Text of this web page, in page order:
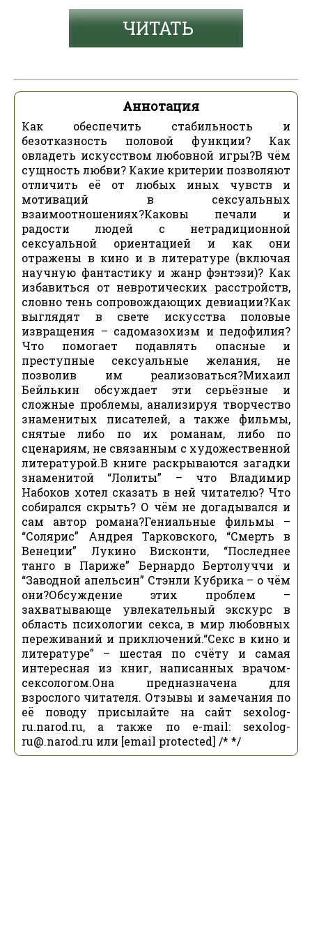
ЧИТАТЬ
Аннотация
Как обеспечить стабильность и
безотказность половой функции? Как
овладеть искусством любовной игры?В чём
сущность любви? Какие критерии позволяют
отличить её от любых иных чувств и
мотиваций в сексуальных
взаимоотношениях?Каковы печали и
радости людей с нетрадиционной
сексуальной ориентацией и как они
отражены в кино и в литературе (включая
научную фантастику и жанр фэнтэзи)? Как
избавиться от невротических расстройств,
словно тень сопровождающих девиации?Как
выглядят в свете искусства половые
извращения – садомазохизм и педофилия?
Что помогает подавлять опасные и
преступные сексуальные желания, не
позволив им реализоваться?Михаил
Бейлькин обсуждает эти серьёзные и
сложные проблемы, анализируя творчество
знаменитых писателей, а также фильмы,
снятые либо по их романам, либо по
сценариям, не связанным с художественной
литературой.В книге раскрываются загадки
знаменитой “Лолиты” – что Владимир
Набоков хотел сказать в ней читателю? Что
собирался скрыть? О чём не догадывался и
сам автор романа?Гениальные фильмы –
“Солярис” Андрея Тарковского, “Смерть в
Венеции” Лукино Висконти, “Последнее
танго в Париже” Бернардо Бертолуччи и
“Заводной апельсин” Стэнли Кубрика – о чём
они?Обсуждение этих проблем –
захватывающе увлекательный экскурс в
область психологии секса, в мир любовных
переживаний и приключений.“Секс в кино и
литературе” – шестая по счёту и самая
интересная из книг, написанных врачом-
сексологом.Она предназначена для
взрослого читателя. Отзывы и замечания по
её поводу присылайте на сайт sexolog-
ru.narod.ru, а также по e-mail: sexolog-
ru@.narod.ru или [email protected] /* */